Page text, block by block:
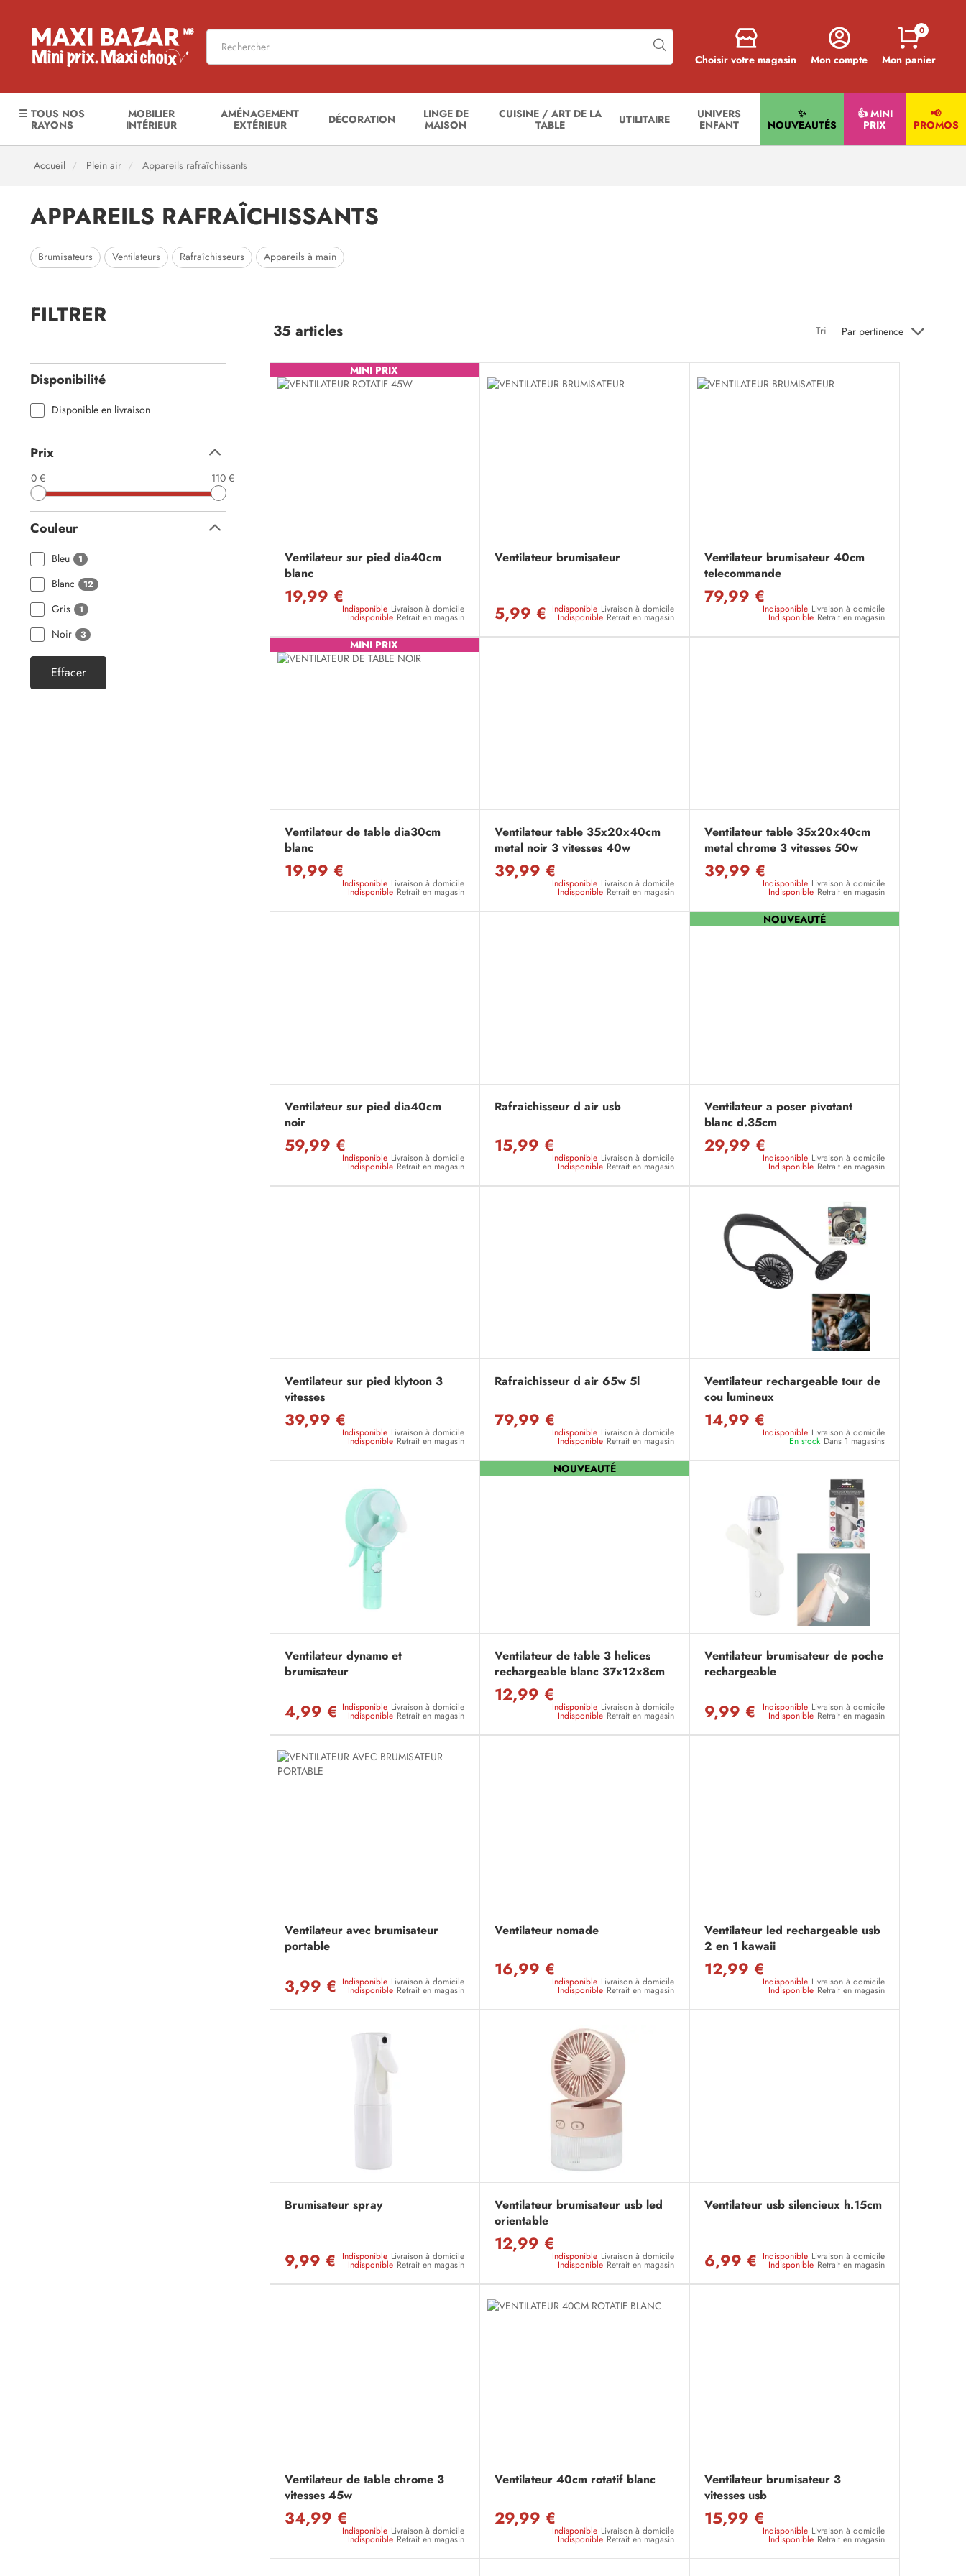
Choisir votre magasin Mon compte Mon panier
0
☰ TOUS NOS
RAYONS
MOBILIER
INTÉRIEUR
AMÉNAGEMENT
EXTÉRIEUR
DÉCORATION
LINGE DE
MAISON
CUISINE / ART DE LA
TABLE
UTILITAIRE
UNIVERS
ENFANT
✨
NOUVEAUTÉS
👍 MINI
PRIX
📢
PROMOS
Accueil Plein air Appareils rafraîchissants
APPAREILS RAFRAÎCHISSANTS
Brumisateurs Ventilateurs Rafraîchisseurs Appareils à main
FILTRER
Disponibilité
Disponible en livraison
Prix Replier
0 € 110 €
Couleur Replier
Bleu 1
Blanc 12
Gris 1
Noir 3
Effacer
Tri Par pertinence
MINI PRIX
Ventilateur sur pied dia40cm
blanc
19,99 €
Indisponible Livraison à domicile
Indisponible Retrait en magasin
Ventilateur brumisateur
5,99 € Indisponible Livraison à domicile
Indisponible Retrait en magasin
Ventilateur brumisateur 40cm
telecommande
79,99 €
Indisponible Livraison à domicile
Indisponible Retrait en magasin
MINI PRIX
Ventilateur de table dia30cm
blanc
19,99 €
Indisponible Livraison à domicile
Indisponible Retrait en magasin
Ventilateur table 35x20x40cm
metal noir 3 vitesses 40w
39,99 €
Indisponible Livraison à domicile
Indisponible Retrait en magasin
Ventilateur table 35x20x40cm
metal chrome 3 vitesses 50w
39,99 €
Indisponible Livraison à domicile
Indisponible Retrait en magasin
Ventilateur sur pied dia40cm
noir
59,99 €
Indisponible Livraison à domicile
Indisponible Retrait en magasin
Rafraichisseur d air usb
15,99 €
Indisponible Livraison à domicile
Indisponible Retrait en magasin
NOUVEAUTÉ
Ventilateur a poser pivotant
blanc d.35cm
29,99 €
Indisponible Livraison à domicile
Indisponible Retrait en magasin
Ventilateur sur pied klytoon 3
vitesses
39,99 €
Indisponible Livraison à domicile
Indisponible Retrait en magasin
Rafraichisseur d air 65w 5l
79,99 €
Indisponible Livraison à domicile
Indisponible Retrait en magasin
Ventilateur rechargeable tour de
cou lumineux
14,99 €
Indisponible Livraison à domicile
En stock Dans 1 magasins
Ventilateur dynamo et
brumisateur
4,99 € Indisponible Livraison à domicile
Indisponible Retrait en magasin
NOUVEAUTÉ
Ventilateur de table 3 helices
rechargeable blanc 37x12x8cm
12,99 €
Indisponible Livraison à domicile
Indisponible Retrait en magasin
Ventilateur brumisateur de poche
rechargeable
9,99 € Indisponible Livraison à domicile
Indisponible Retrait en magasin
Ventilateur avec brumisateur
portable
3,99 € Indisponible Livraison à domicile
Indisponible Retrait en magasin
Ventilateur nomade
16,99 €
Indisponible Livraison à domicile
Indisponible Retrait en magasin
Ventilateur led rechargeable usb
2 en 1 kawaii
12,99 €
Indisponible Livraison à domicile
Indisponible Retrait en magasin
Brumisateur spray
9,99 € Indisponible Livraison à domicile
Indisponible Retrait en magasin
Ventilateur brumisateur usb led
orientable
12,99 €
Indisponible Livraison à domicile
Indisponible Retrait en magasin
Ventilateur usb silencieux h.15cm
6,99 € Indisponible Livraison à domicile
Indisponible Retrait en magasin
Ventilateur de table chrome 3
vitesses 45w
34,99 €
Indisponible Livraison à domicile
Indisponible Retrait en magasin
Ventilateur 40cm rotatif blanc
29,99 €
Indisponible Livraison à domicile
Indisponible Retrait en magasin
Ventilateur brumisateur 3
vitesses usb
15,99 €
Indisponible Livraison à domicile
Indisponible Retrait en magasin
35 articles